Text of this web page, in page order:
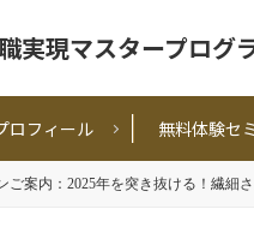
実現マスタープログ
ロフィール 無料体験セ
ご案内：2025年を突き抜ける！繊細